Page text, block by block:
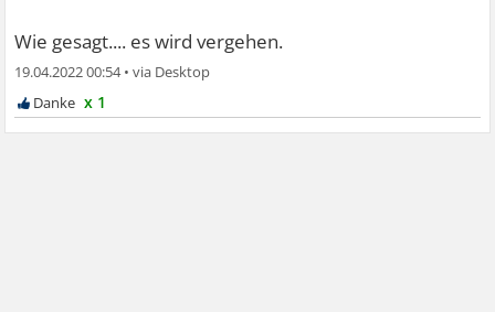
Wie gesagt.... es wird vergehen.
19.04.2022 00:54•
x 1